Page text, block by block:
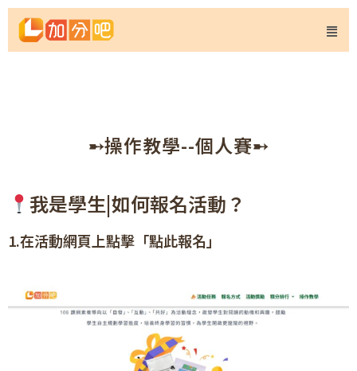
➸操作教學--個人賽➸
我是學生|如何報名活動？
1.在活動網頁上點擊「點此報名」